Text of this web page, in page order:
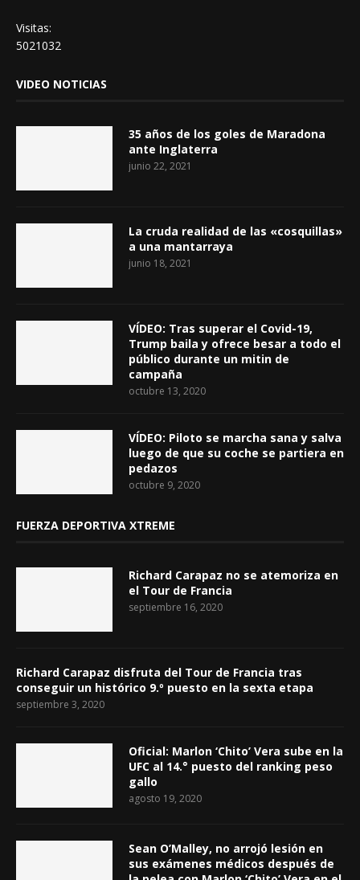
Visitas:
5021032
VIDEO NOTICIAS
35 años de los goles de Maradona
ante Inglaterra
junio 22, 2021
La cruda realidad de las «cosquillas»
a una mantarraya
junio 18, 2021
VÍDEO: Tras superar el Covid-19,
Trump baila y ofrece besar a todo el
público durante un mitin de
campaña
octubre 13, 2020
VÍDEO: Piloto se marcha sana y salva
luego de que su coche se partiera en
pedazos
octubre 9, 2020
FUERZA DEPORTIVA XTREME
Richard Carapaz no se atemoriza en
el Tour de Francia
septiembre 16, 2020
Richard Carapaz disfruta del Tour de Francia tras
conseguir un histórico 9.º puesto en la sexta etapa
septiembre 3, 2020
Oficial: Marlon ‘Chito’ Vera sube en la
UFC al 14.° puesto del ranking peso
gallo
agosto 19, 2020
Sean O’Malley, no arrojó lesión en
sus exámenes médicos después de